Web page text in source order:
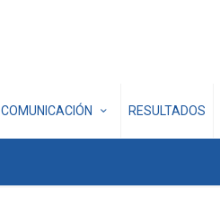
COMUNICACIÓN RESULTADOS